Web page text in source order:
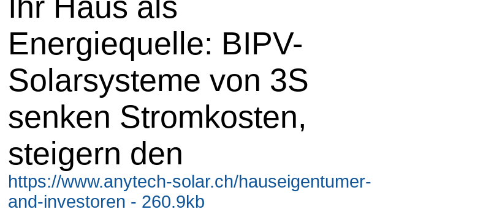
Energiequelle: BIPV-
Solarsysteme von 3S
senken Stromkosten,
steigern den
https://www.anytech-solar.ch/hauseigentumer-
and-investoren - 260.9kb